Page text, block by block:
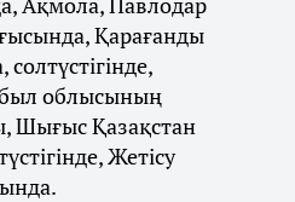
Қарағанды
облысының
Шығыс Қазақстан
Жетісу